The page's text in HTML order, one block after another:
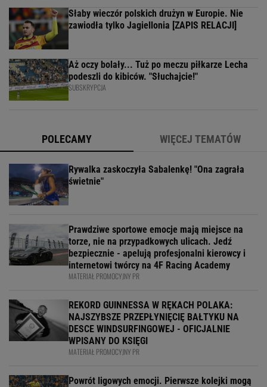
Słaby wieczór polskich drużyn w Europie. Nie
zawiodła tylko Jagiellonia [ZAPIS RELACJI]
Aż oczy bolały... Tuż po meczu piłkarze Lecha
podeszli do kibiców. "Słuchajcie!"
SUBSKRYPCJA
POLECAMY WIĘCEJ TEMATÓW
Rywalka zaskoczyła Sabalenkę! "Ona zagrała
świetnie"
Prawdziwe sportowe emocje mają miejsce na
torze, nie na przypadkowych ulicach. Jedź
bezpiecznie - apelują profesjonalni kierowcy i
internetowi twórcy na 4F Racing Academy
MATERIAŁ PROMOCYJNY PR
REKORD GUINNESSA W RĘKACH POLAKA:
NAJSZYBSZE PRZEPŁYNIĘCIĘ BAŁTYKU NA
DESCE WINDSURFINGOWEJ - OFICJALNIE
WPISANY DO KSIĘGI
MATERIAŁ PROMOCYJNY PR
Powrót ligowych emocji. Pierwsze kolejki mogą